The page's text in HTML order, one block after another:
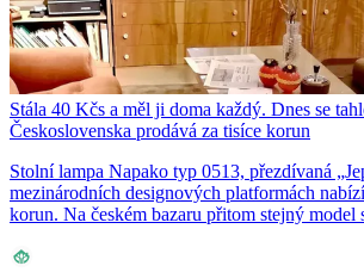
Stála 40 Kčs a měl ji doma každý. Dnes se
Československa prodává za tisíce korun
Stolní lampa Napako typ 0513, přezdívaná
mezinárodních designových platformách
korun. Na českém bazaru přitom stejný model